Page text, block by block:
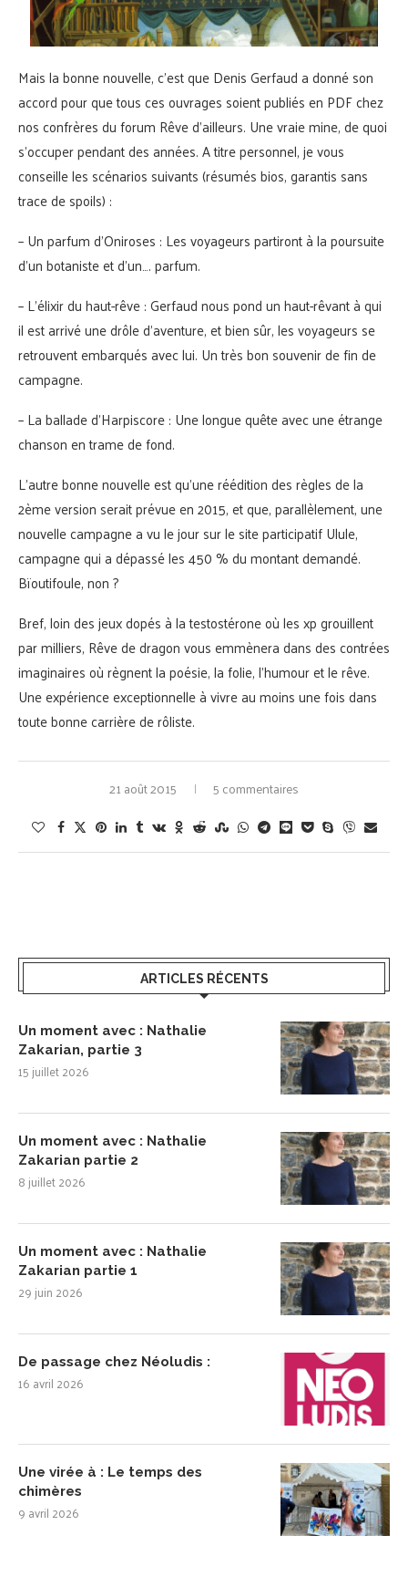
Mais la bonne nouvelle, c’est que Denis Gerfaud a donné son
accord pour que tous ces ouvrages soient publiés en PDF chez
nos confrères du forum Rêve d’ailleurs. Une vraie mine, de quoi
s’occuper pendant des années. A titre personnel, je vous
conseille les scénarios suivants (résumés bios, garantis sans
trace de spoils) :
– Un parfum d’Oniroses : Les voyageurs partiront à la poursuite
d’un botaniste et d’un…. parfum.
– L’élixir du haut-rêve : Gerfaud nous pond un haut-rêvant à qui
il est arrivé une drôle d’aventure, et bien sûr, les voyageurs se
retrouvent embarqués avec lui. Un très bon souvenir de fin de
campagne.
– La ballade d’Harpiscore : Une longue quête avec une étrange
chanson en trame de fond.
L’autre bonne nouvelle est qu’une réédition des règles de la
2ème version serait prévue en 2015, et que, parallèlement, une
nouvelle campagne a vu le jour sur le site participatif Ulule,
campagne qui a dépassé les 450 % du montant demandé.
Bïoutifoule, non ?
Bref, loin des jeux dopés à la testostérone où les xp grouillent
par milliers, Rêve de dragon vous emmènera dans des contrées
imaginaires où règnent la poésie, la folie, l’humour et le rêve.
Une expérience exceptionnelle à vivre au moins une fois dans
toute bonne carrière de rôliste.
21 août 2015 5 commentaires
ARTICLES RÉCENTS
Un moment avec : Nathalie
Zakarian, partie 3
15 juillet 2026
Un moment avec : Nathalie
Zakarian partie 2
8 juillet 2026
Un moment avec : Nathalie
Zakarian partie 1
29 juin 2026
De passage chez Néoludis :
16 avril 2026
Une virée à : Le temps des
chimères
9 avril 2026